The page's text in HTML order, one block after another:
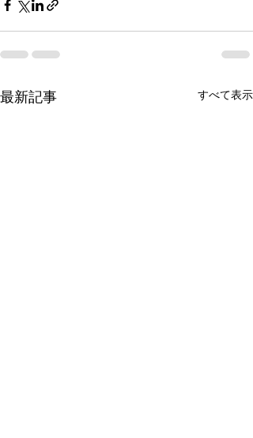
最新記事 すべて表示